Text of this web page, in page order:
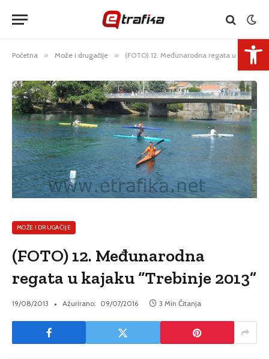
Početna » Može i drugačije » (FOTO) 12. Međunarodna regata u kajaku “Trebinje 2013”
MOŽE I DRUGAČIJE
(FOTO) 12. Međunarodna
regata u kajaku “Trebinje 2013”
19/08/2013 Ažurirano: 09/07/2016 3 Min Čitanja